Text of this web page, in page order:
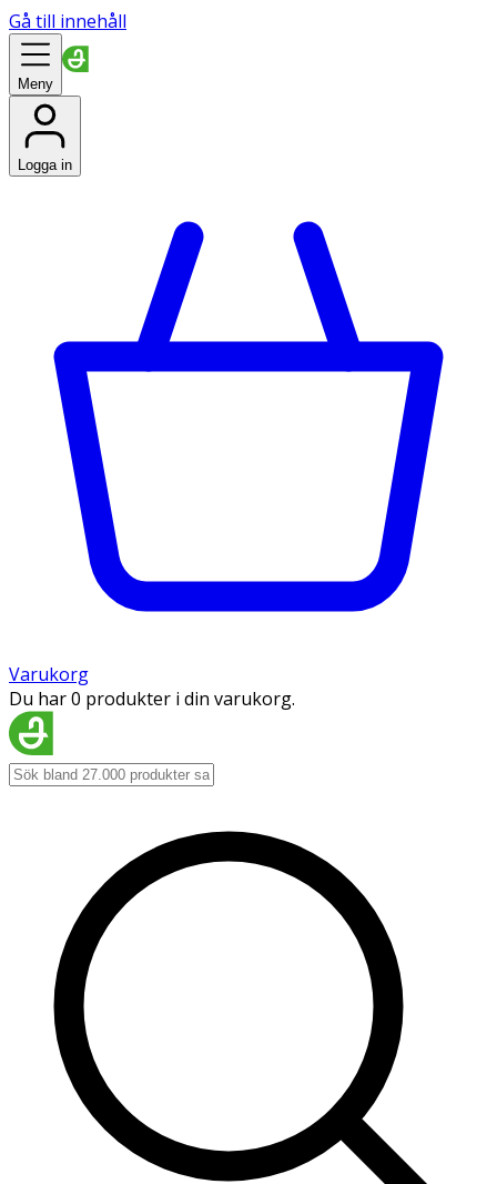
Gå till innehåll
Meny
Logga in
Varukorg
Du har 0 produkter i din varukorg.